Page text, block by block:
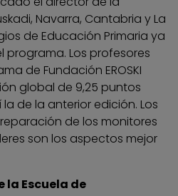
Navarra, Cantabria y La
de Educación Primaria ya
Los profesores
de Fundación EROSKI
global de 9,25 puntos
de la anterior edición. Los
de los monitores
son los aspectos mejor
la Escuela de